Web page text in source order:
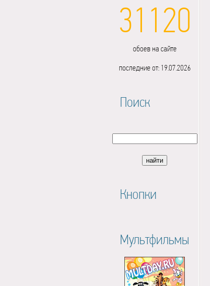
31120
обоев на сайте
последние от: 19.07.2026
Поиск
Кнопки
Мультфильмы